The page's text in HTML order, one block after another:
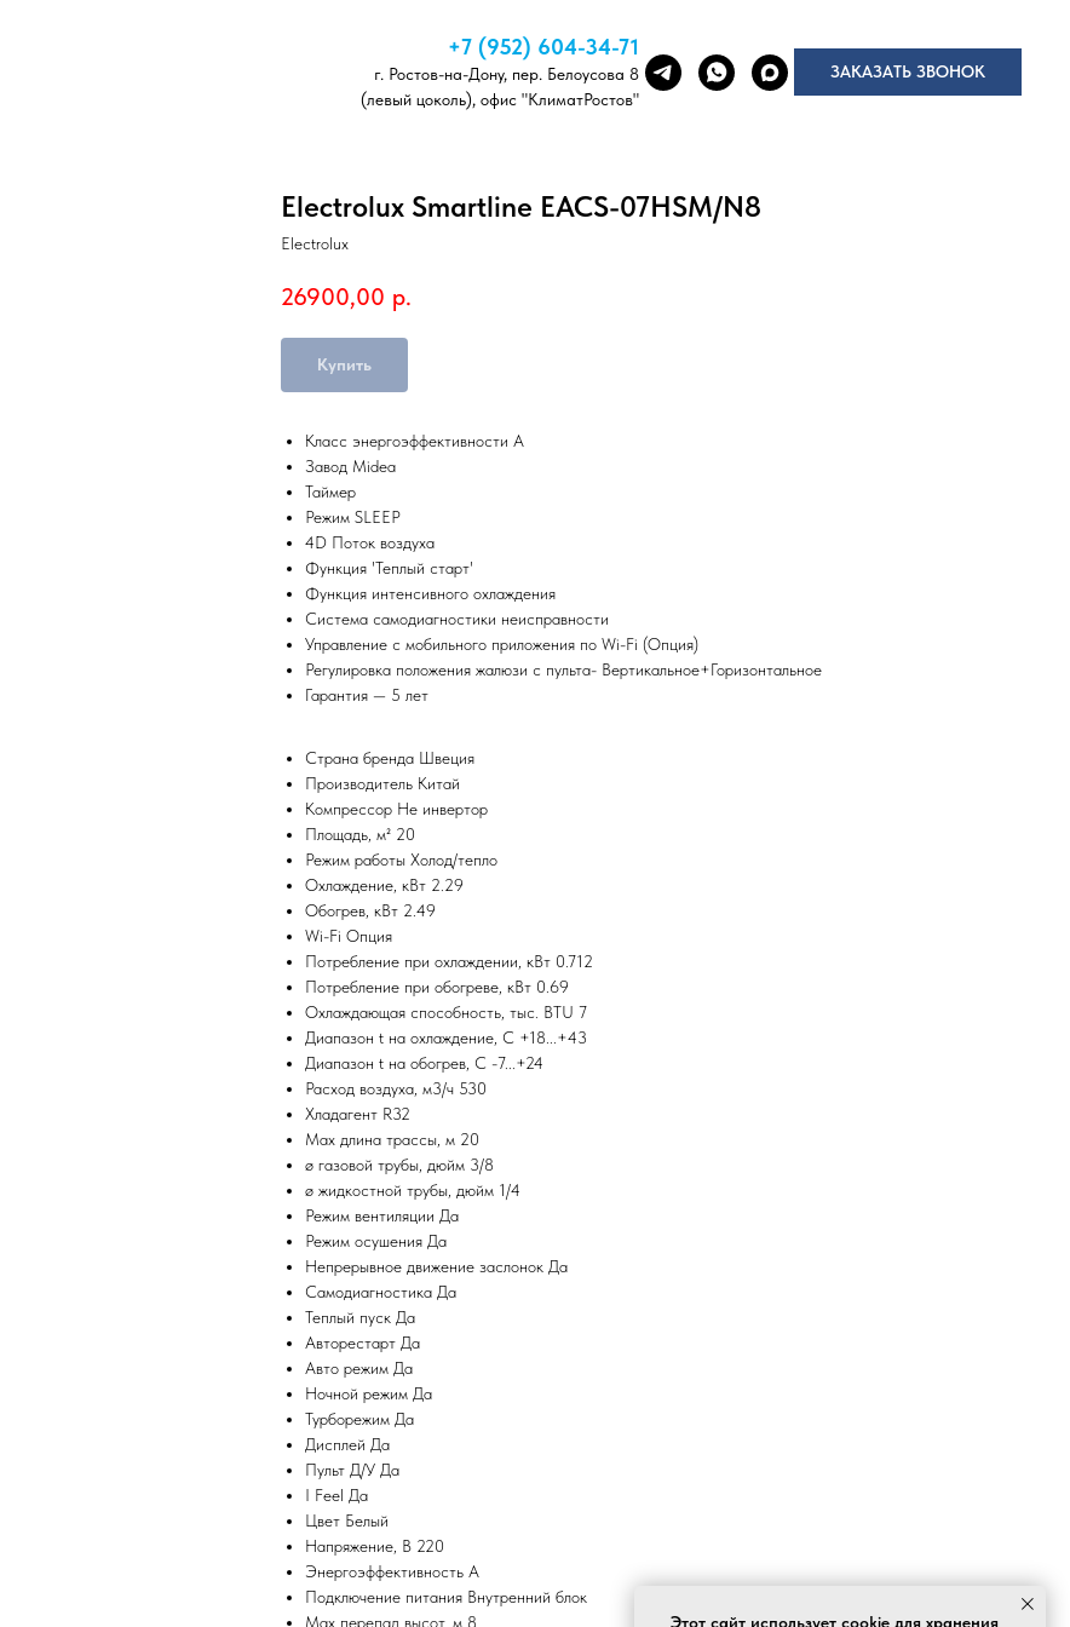
+7 (952) 604-34-71
г. Ростов-на-Дону, пер. Белоусова 8
(левый цоколь), офис "КлиматРостов"
ЗАКАЗАТЬ ЗВОНОК
Этот сайт использует cookie для хранения
Electrolux Smartline EACS-07HSM/N8
Electrolux
26900,00 р.
Купить
Класс энергоэффективности А
Завод Midea
Таймер
Режим SLEEP
4D Поток воздуха
Функция 'Теплый старт'
Функция интенсивного охлаждения
Система самодиагностики неисправности
Управление c мобильного приложения по Wi-Fi (Опция)
Регулировка положения жалюзи с пульта- Вертикальное+Горизонтальное
Гарантия — 5 лет
Страна бренда Швеция
Производитель Китай
Компрессор Не инвертор
Площадь, м² 20
Режим работы Холод/тепло
Охлаждение, кВт 2.29
Обогрев, кВт 2.49
Wi-Fi Опция
Потребление при охлаждении, кВт 0.712
Потребление при обогреве, кВт 0.69
Охлаждающая способность, тыс. BTU 7
Диапазон t на охлаждение, С +18...+43
Диапазон t на обогрев, С -7...+24
Расход воздуха, м3/ч 530
Хладагент R32
Max длина трассы, м 20
ø газовой трубы, дюйм 3/8
ø жидкостной трубы, дюйм 1/4
Режим вентиляции Да
Режим осушения Да
Непрерывное движение заслонок Да
Самодиагностика Да
Теплый пуск Да
Авторестарт Да
Авто режим Да
Ночной режим Да
Турборежим Да
Дисплей Да
Пульт Д/У Да
I Feel Да
Цвет Белый
Напряжение, В 220
Энергоэффективность A
Подключение питания Внутренний блок
Max перепад высот, м 8